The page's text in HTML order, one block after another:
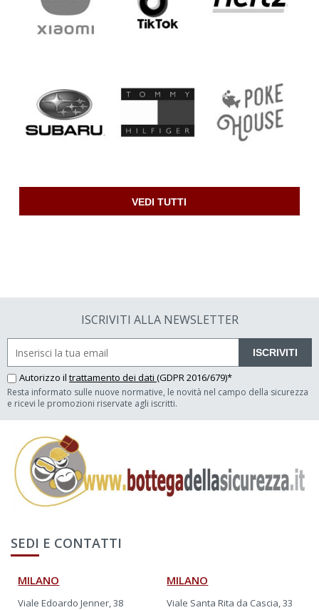
VEDI TUTTI
ISCRIVITI ALLA NEWSLETTER
ISCRIVITI
Autorizzo il trattamento dei dati (GDPR 2016/679)*
Resta informato sulle nuove normative, le novità nel campo della sicurezza
e ricevi le promozioni riservate agli iscritti.
SEDI E CONTATTI
MILANO
Viale Edoardo Jenner, 38
MILANO
Viale Santa Rita da Cascia, 33